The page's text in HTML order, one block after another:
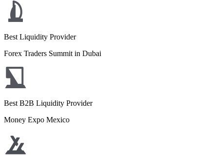
Best Liquidity Provider
Forex Traders Summit in Dubai
Best B2B Liquidity Provider
Money Expo Mexico